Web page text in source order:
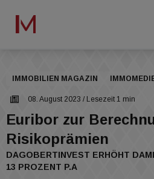
IMMOBILIEN MAGAZIN
08. August 2023 / Lesezeit 1 min
Euribor zur
Risikoprämien
DAGOBERTINVEST ERHÖHT
13 PROZENT P.A